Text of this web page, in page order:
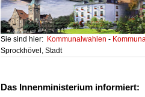
Sie sind hier: Kommunalwahlen-
Sprockhövel, Stadt
Das Innenministerium informiert: